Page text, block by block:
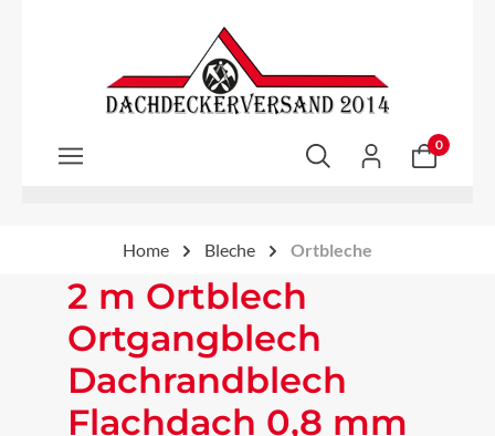
Zum Hauptinhalt springen
0
Home Bleche Ortbleche
2 m Ortblech
Ortgangblech
Dachrandblech
Flachdach 0,8 mm